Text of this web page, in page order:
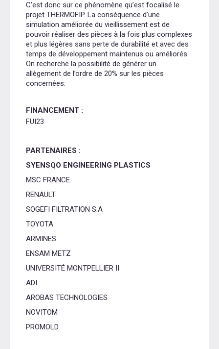
C’est donc sur ce phénomène qu’est focalisé le
projet THERMOFIP. La conséquence d’une
simulation améliorée du vieillissement est de
pouvoir réaliser des pièces à la fois plus complexes
et plus légères sans perte de durabilité et avec des
temps de développement maintenus ou améliorés.
On recherche la possibilité de générer un
allègement de l’ordre de 20% sur les pièces
concernées.
FINANCEMENT :
FUI23
PARTENAIRES :
SYENSQO ENGINEERING PLASTICS
MSC FRANCE
RENAULT
SOGEFI FILTRATION S.A
TOYOTA
ARMINES
ENSAM METZ
UNIVERSITÉ MONTPELLIER II
ADI
AROBAS TECHNOLOGIES
NOVITOM
PROMOLD